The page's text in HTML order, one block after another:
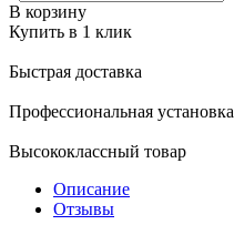
В корзину
Купить в 1 клик
Быстрая доставка
Профессиональная установка
Высококлассный товар
Описание
Отзывы